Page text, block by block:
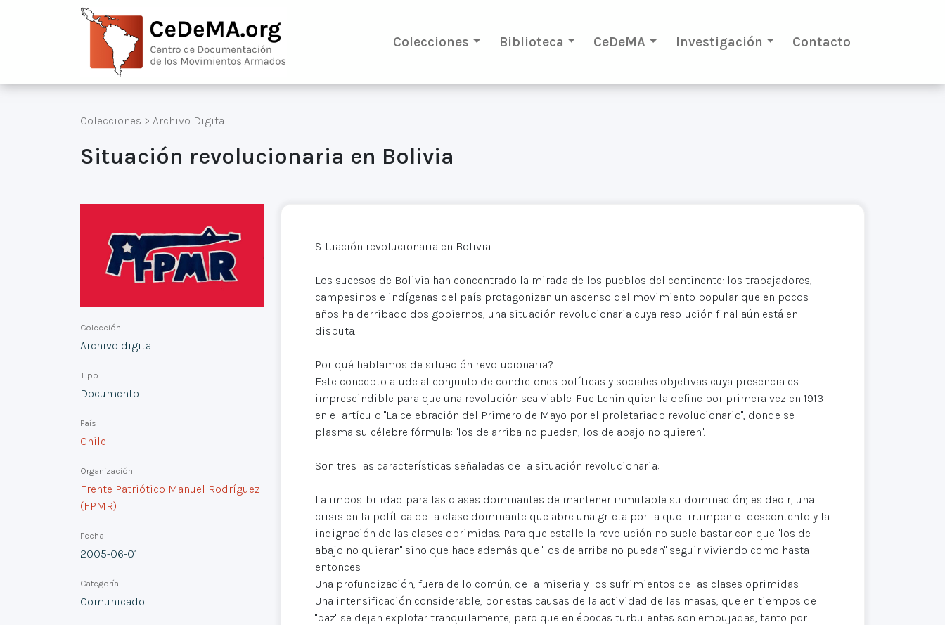
Colecciones Biblioteca CeDeMA Investigación Contacto
Colecciones > Archivo Digital
Situación revolucionaria en Bolivia
Colección
Archivo digital
Tipo
Documento
País
Chile
Organización
Frente Patriótico Manuel Rodríguez
(FPMR)
Fecha
2005-06-01
Categoría
Comunicado
Situación revolucionaria en Bolivia
Los sucesos de Bolivia han concentrado la mirada de los pueblos del continente: los trabajadores,
campesinos e indígenas del país protagonizan un ascenso del movimiento popular que en pocos
años ha derribado dos gobiernos, una situación revolucionaria cuya resolución final aún está en
disputa.
Por qué hablamos de situación revolucionaria?
Este concepto alude al conjunto de condiciones políticas y sociales objetivas cuya presencia es
imprescindible para que una revolución sea viable. Fue Lenin quien la define por primera vez en 1913
en el artículo "La celebración del Primero de Mayo por el proletariado revolucionario", donde se
plasma su célebre fórmula: "los de arriba no pueden, los de abajo no quieren".
Son tres las características señaladas de la situación revolucionaria:
La imposibilidad para las clases dominantes de mantener inmutable su dominación; es decir, una
crisis en la política de la clase dominante que abre una grieta por la que irrumpen el descontento y la
indignación de las clases oprimidas. Para que estalle la revolución no suele bastar con que "los de
abajo no quieran" sino que hace además que "los de arriba no puedan" seguir viviendo como hasta
entonces.
Una profundización, fuera de lo común, de la miseria y los sufrimientos de las clases oprimidas.
Una intensificación considerable, por estas causas de la actividad de las masas, que en tiempos de
"paz" se dejan explotar tranquilamente, pero que en épocas turbulentas son empujadas, tanto por